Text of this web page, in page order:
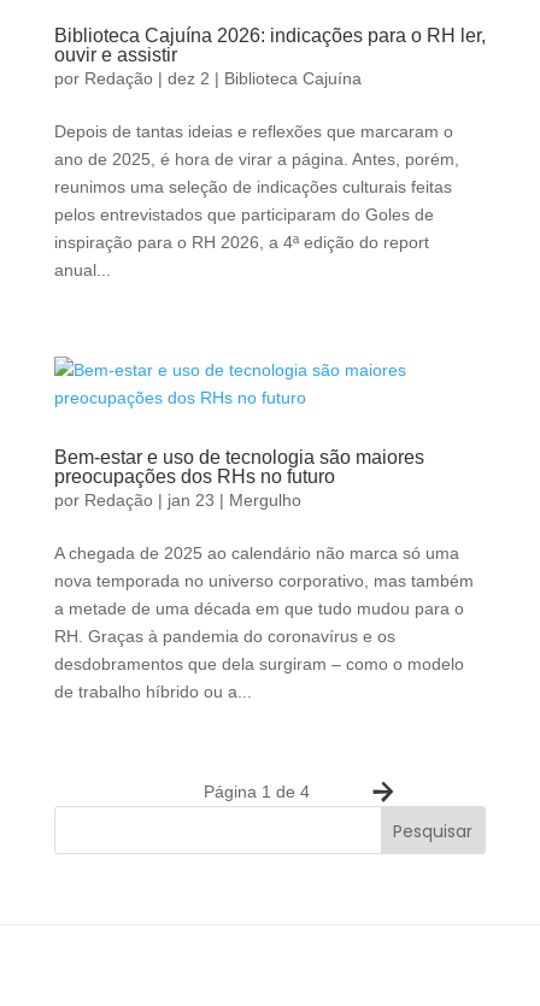
Biblioteca Cajuína 2026: indicações para o RH ler,
ouvir e assistir
por Redação| dez 2 | Biblioteca Cajuína
Depois de tantas ideias e reflexões que marcaram o
ano de 2025, é hora de virar a página. Antes, porém,
reunimos uma seleção de indicações culturais feitas
pelos entrevistados que participaram do Goles de
inspiração para o RH 2026, a 4ª edição do report
anual...
Bem-estar e uso de tecnologia são maiores
preocupações dos RHs no futuro
por Redação| jan 23 | Mergulho
A chegada de 2025 ao calendário não marca só uma
nova temporada no universo corporativo, mas também
a metade de uma década em que tudo mudou para o
RH. Graças à pandemia do coronavírus e os
desdobramentos que dela surgiram – como o modelo
de trabalho híbrido ou a...
Página 1 de 4 »
Pesquisar